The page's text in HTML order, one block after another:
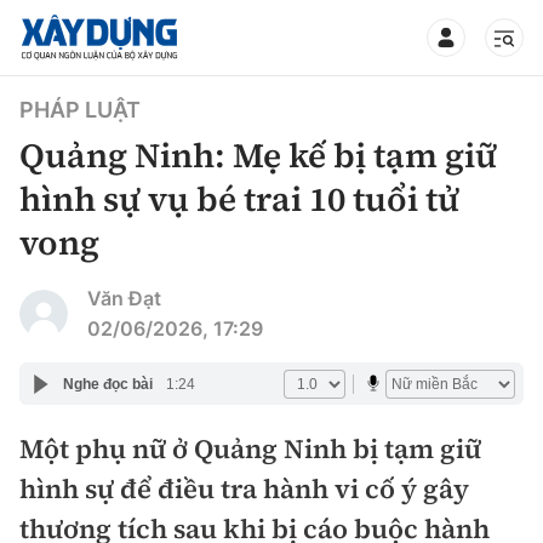
TIN BỘ XÂY DỰNG
CHUYÊN MỤC
Mới nhất
Thời sự
Chính trị
Xã hội
Xây dựng
Chỉ đạo điều hành
Giao thông
PHÁP LUẬT
Quảng Ninh: Mẹ kế bị tạm giữ
hình sự vụ bé trai 10 tuổi tử
vong
Văn Đạt
02/06/2026, 17:29
Nghe đọc bài 1:24
Một phụ nữ ở Quảng Ninh bị tạm giữ
hình sự để điều tra hành vi cố ý gây
thương tích sau khi bị cáo buộc hành